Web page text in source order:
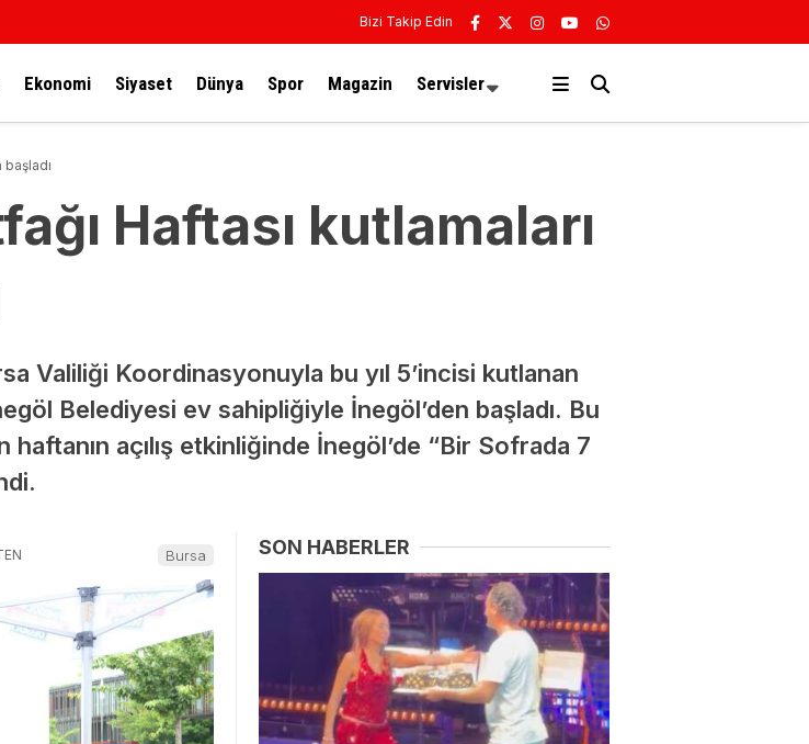
Bizi Takip Edin
Ekonomi Siyaset Dünya Spor Magazin Servisler
başladı
Haftası kutlamaları
Valiliği Koordinasyonuyla bu yıl 5’incisi kutlanan
Belediyesi ev sahipliğiyle İnegöl’den başladı. Bu
açılış etkinliğinde İnegöl’de “Bir Sofrada 7
Bursa SON HABERLER